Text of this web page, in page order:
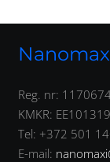
Reg. nr:
KMKR:
Tel: +372 501
E-mail: